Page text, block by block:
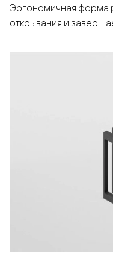
Эргономичная форма
открывания и